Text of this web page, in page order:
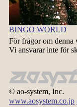
BINGO WORLD
För frågor om denna
Vi ansvarar inte för
© ao-system, Inc.
www.aosystem.co.jp